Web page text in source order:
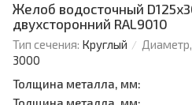
Желоб водосточный
двухсторонний RAL9010
Тип сечения: Круглый
3000
Толщина металла, мм: